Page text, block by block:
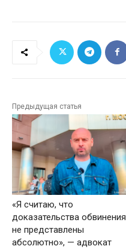
Предыдущая статья
«Я считаю, что
доказательства обвинения
не представлены
абсолютно», — адвокат